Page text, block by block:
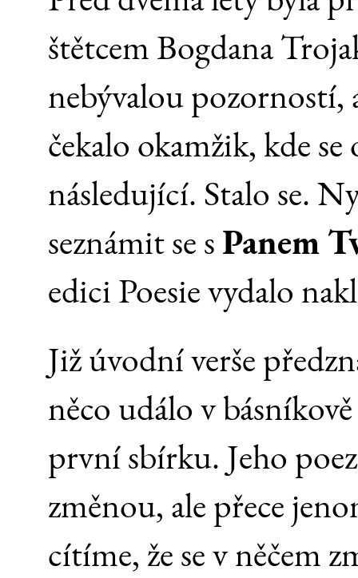
štětcem Bogdana
nebývalou pozorností,
čekalo okamžik, kde
následující. Stalo se.
seznámit se sPanem
edici Poesie vydalo
Již úvodní verše
něco událo v
první sbírku. Jeho
změnou, ale přece
cítíme, že se v něčem